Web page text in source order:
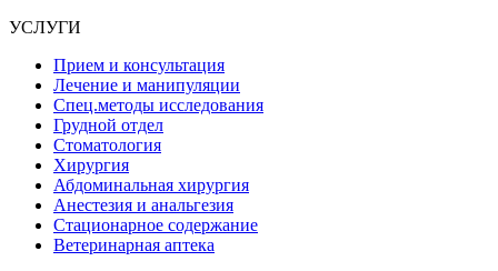
УСЛУГИ
Прием и консультация
Лечение и манипуляции
Спец.методы исследования
Грудной отдел
Стоматология
Хирургия
Абдоминальная хирургия
Анестезия и анальгезия
Стационарное содержание
Ветеринарная аптека